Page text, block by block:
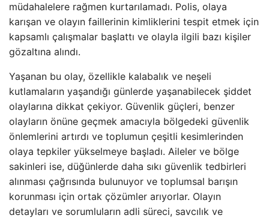
müdahalelere rağmen kurtarılamadı. Polis, olaya
karışan ve olayın faillerinin kimliklerini tespit etmek için
kapsamlı çalışmalar başlattı ve olayla ilgili bazı kişiler
gözaltına alındı.
Yaşanan bu olay, özellikle kalabalık ve neşeli
kutlamaların yaşandığı günlerde yaşanabilecek şiddet
olaylarına dikkat çekiyor. Güvenlik güçleri, benzer
olayların önüne geçmek amacıyla bölgedeki güvenlik
önlemlerini artırdı ve toplumun çeşitli kesimlerinden
olaya tepkiler yükselmeye başladı. Aileler ve bölge
sakinleri ise, düğünlerde daha sıkı güvenlik tedbirleri
alınması çağrısında bulunuyor ve toplumsal barışın
korunması için ortak çözümler arıyorlar. Olayın
detayları ve sorumluların adli süreci, savcılık ve